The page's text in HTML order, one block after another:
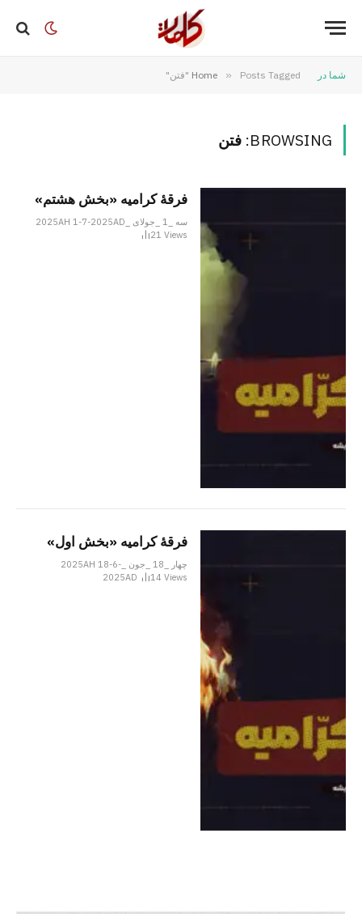
شما در Home » Posts Tagged "فتن"
BROWSING: فتن
فرقهٔ کرامیه «بخش هشتم»
سه _1 _جولای _2025AH 1-7-2025AD
21Views
فرقۀ کرامیه «بخش اول»
چهار _18 _جون _2025AH 18-6-
2025AD
14Views